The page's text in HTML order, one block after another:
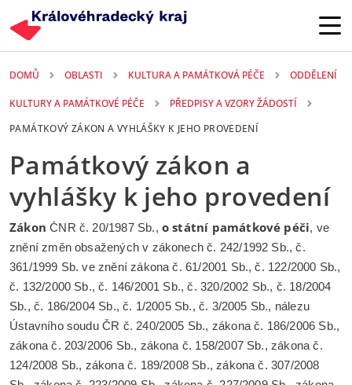
DOMŮ OBLASTI KULTURA A PAMÁTKOVÁ PÉČE ODDĚLENÍ
KULTURY A PAMÁTKOVÉ PÉČE
PŘEDPISY A VZORY ŽÁDOSTÍ
PAMÁTKOVÝ ZÁKON A VYHLÁŠKY K JEHO PROVEDENÍ
Památkový zákon a
vyhlášky k jeho provedení
Zákon ČNR č. 20/1987 Sb., o státní památkové péči, ve
znění změn obsažených v zákonech č. 242/1992 Sb., č.
361/1999 Sb. ve znění zákona č. 61/2001 Sb., č. 122/2000 Sb.,
č. 132/2000 Sb., č. 146/2001 Sb., č. 320/2002 Sb., č. 18/2004
Sb., č. 186/2004 Sb., č. 1/2005 Sb., č. 3/2005 Sb., nálezu
Ústavního soudu ČR č. 240/2005 Sb., zákona č. 186/2006 Sb.,
zákona č. 203/2006 Sb., zákona č. 158/2007 Sb., zákona č.
124/2008 Sb., zákona č. 189/2008 Sb., zákona č. 307/2008